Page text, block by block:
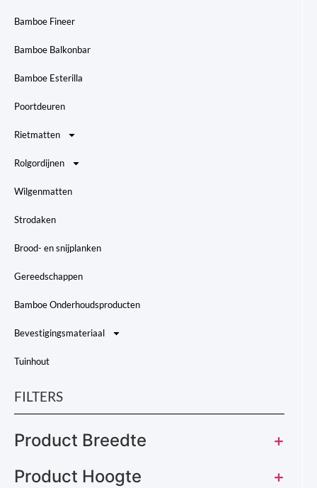
Bamboe Fineer
Bamboe Balkonbar
Bamboe Esterilla
Poortdeuren
Rietmatten
Rolgordijnen
Wilgenmatten
Strodaken
Brood- en snijplanken
Gereedschappen
Bamboe Onderhoudsproducten
Bevestigingsmateriaal
Tuinhout
FILTERS
Product Breedte
+
Product Hoogte
+